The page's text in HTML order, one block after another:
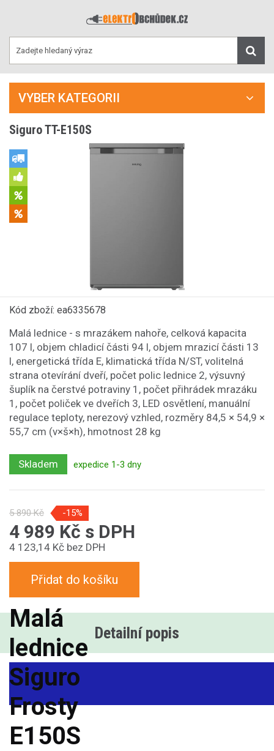
VYBER KATEGORII
Siguro TT-E150S
Kód zboží: ea6335678
Malá lednice - s mrazákem nahoře, celková kapacita
107 l, objem chladicí části 94 l, objem mrazicí části 13
l, energetická třída E, klimatická třída N/ST, volitelná
strana otevírání dveří, počet polic lednice 2, výsuvný
šuplík na čerstvé potraviny 1, počet přihrádek mrazáku
1, počet poliček ve dveřích 3, LED osvětlení, manuální
regulace teploty, nerezový vzhled, rozměry 84,5 × 54,9 ×
55,7 cm (v×š×h), hmotnost 28 kg
Skladem expedice 1-3 dny
5 890 Kč -15%
4 989 Kč s DPH
4 123,14 Kč bez DPH
Přidat do košíku
Detailní popis
Malá
lednice
Siguro
Frosty
E150S